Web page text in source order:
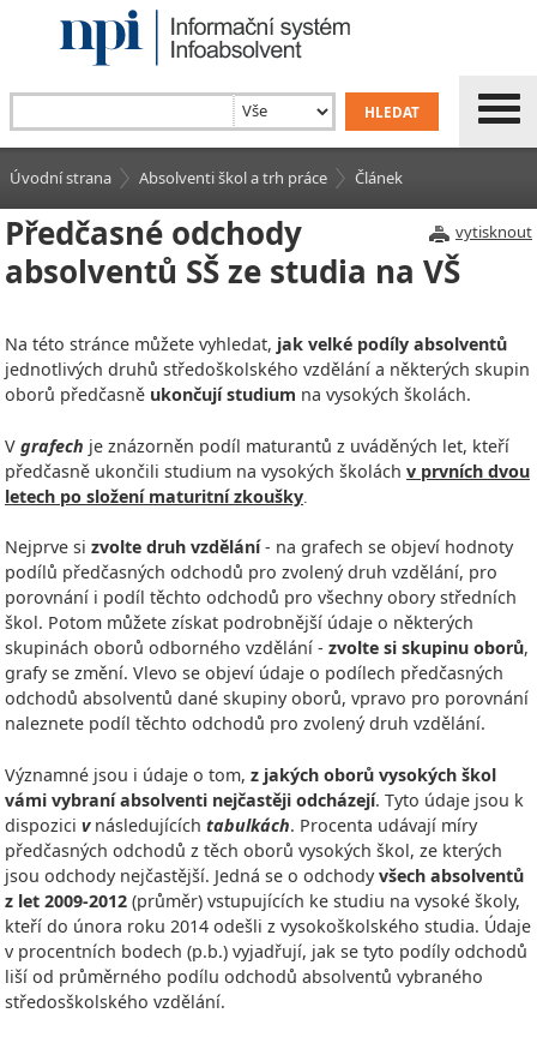
Úvodní strana Absolventi škol a trh práce Článek
vytisknout
Předčasné odchody
absolventů SŠ ze studia na VŠ
Na této stránce můžete vyhledat, jak velké podíly absolventů
jednotlivých druhů středoškolského vzdělání a některých skupin
oborů předčasně ukončují studium na vysokých školách.
V grafech je znázorněn podíl maturantů z uváděných let, kteří
předčasně ukončili studium na vysokých školách v prvních dvou
letech po složení maturitní zkoušky
Nejprve si zvolte druh vzdělání- na grafech se objeví hodnoty
podílů předčasných odchodů pro zvolený druh vzdělání, pro
porovnání i podíl těchto odchodů pro všechny obory středních
škol. Potom můžete získat podrobnější údaje o některých
skupinách oborů odborného vzdělání - zvolte si skupinu oborů,
grafy se změní. Vlevo se objeví údaje o podílech předčasných
odchodů absolventů dané skupiny oborů, vpravo pro porovnání
naleznete podíl těchto odchodů pro zvolený druh vzdělání.
Významné jsou i údaje o tom, z jakých oborů vysokých škol
vámi vybraní absolventi nejčastěji odcházejí. Tyto údaje jsou k
dispozici vnásledujících tabulkách. Procenta udávají míry
předčasných odchodů z těch oborů vysokých škol, ze kterých
jsou odchody nejčastější. Jedná se o odchodyvšech absolventů
z let 2009-2012 (průměr) vstupujících ke studiu na vysoké školy,
kteří do února roku 2014 odešli z vysokoškolského studia. Údaje
v procentních bodech (p.b.) vyjadřují, jak se tyto podíly odchodů
liší od průměrného podílu odchodů absolventů vybraného
středosškolského vzdělání.